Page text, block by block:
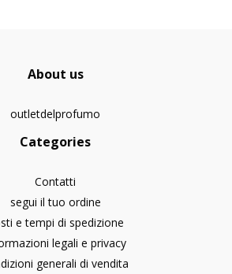
About us
outletdelprofumo
Categories
Contatti
segui il tuo ordine
e tempi di spedizione
legali e privacy
generali di vendita